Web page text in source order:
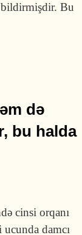
bildirmişdir. Bu
də
bu halda
cinsi orqanı
damcı